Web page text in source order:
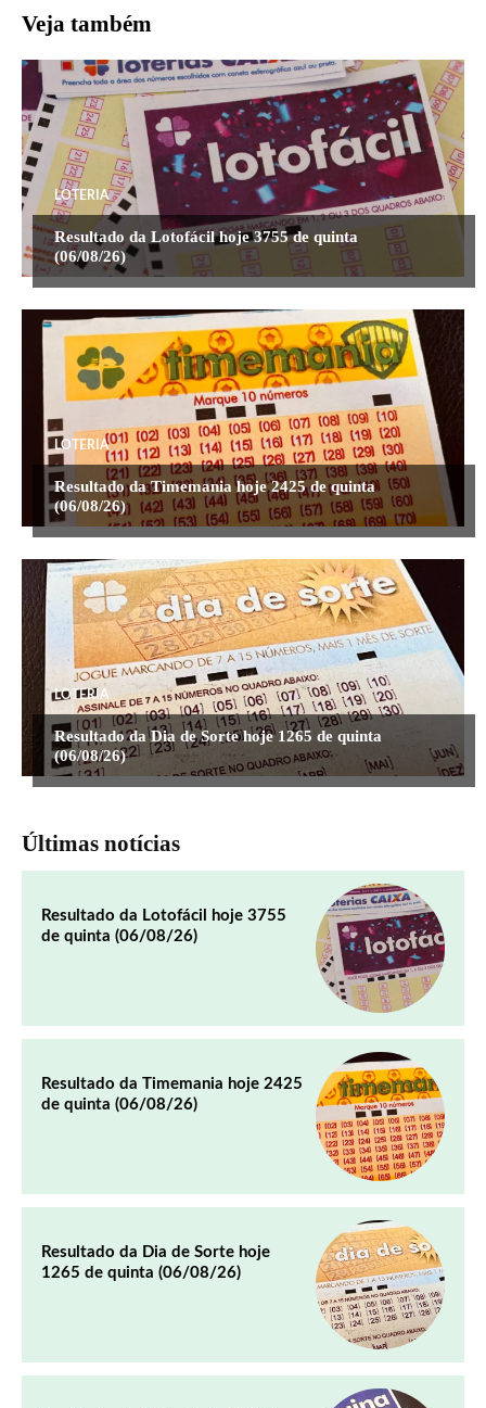
Veja também
LOTERIA
Resultado da Lotofácil hoje 3755 de quinta
(06/08/26)
LOTERIA
Resultado da Timemania hoje 2425 de quinta
(06/08/26)
LOTERIA
Resultado da Dia de Sorte hoje 1265 de quinta
(06/08/26)
Últimas notícias
Resultado da Lotofácil hoje 3755
de quinta (06/08/26)
Resultado da Timemania hoje 2425
de quinta (06/08/26)
Resultado da Dia de Sorte hoje
1265 de quinta (06/08/26)